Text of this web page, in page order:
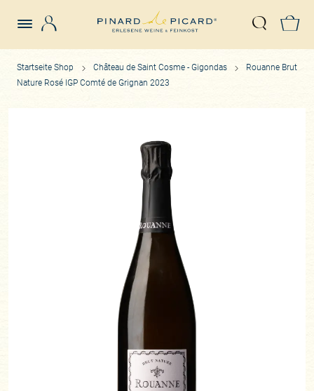
Suche
Startseite Shop Château de Saint Cosme - Gigondas
Rouanne Brut
Nature Rosé IGP Comté de Grignan 2023